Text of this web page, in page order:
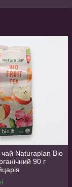
Naturaplan Bio
90 г